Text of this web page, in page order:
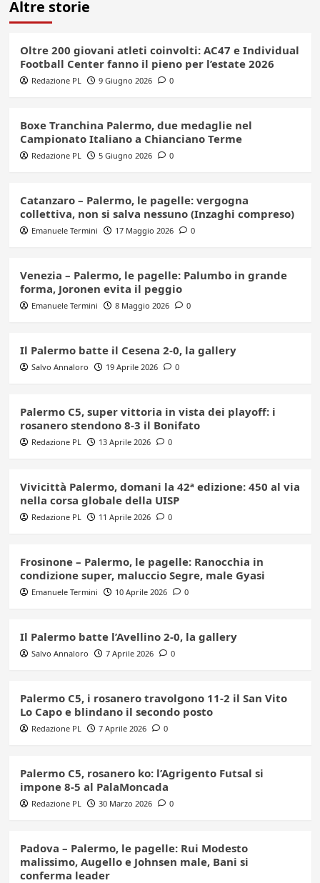
Altre storie
Oltre 200 giovani atleti coinvolti: AC47 e Individual
Football Center fanno il pieno per l’estate 2026
Redazione PL 9 Giugno 2026 0
Boxe Tranchina Palermo, due medaglie nel
Campionato Italiano a Chianciano Terme
Redazione PL 5 Giugno 2026 0
Catanzaro – Palermo, le pagelle: vergogna
collettiva, non si salva nessuno (Inzaghi compreso)
Emanuele Termini 17 Maggio 2026 0
Venezia – Palermo, le pagelle: Palumbo in grande
forma, Joronen evita il peggio
Emanuele Termini 8 Maggio 2026 0
Il Palermo batte il Cesena 2-0, la gallery
Salvo Annaloro 19 Aprile 2026 0
Palermo C5, super vittoria in vista dei playoff: i
rosanero stendono 8-3 il Bonifato
Redazione PL 13 Aprile 2026 0
Vivicittà Palermo, domani la 42ª edizione: 450 al via
nella corsa globale della UISP
Redazione PL 11 Aprile 2026 0
Frosinone – Palermo, le pagelle: Ranocchia in
condizione super, maluccio Segre, male Gyasi
Emanuele Termini 10 Aprile 2026 0
Il Palermo batte l’Avellino 2-0, la gallery
Salvo Annaloro 7 Aprile 2026 0
Palermo C5, i rosanero travolgono 11-2 il San Vito
Lo Capo e blindano il secondo posto
Redazione PL 7 Aprile 2026 0
Palermo C5, rosanero ko: l’Agrigento Futsal si
impone 8-5 al PalaMoncada
Redazione PL 30 Marzo 2026 0
Padova – Palermo, le pagelle: Rui Modesto
malissimo, Augello e Johnsen male, Bani si
conferma leader